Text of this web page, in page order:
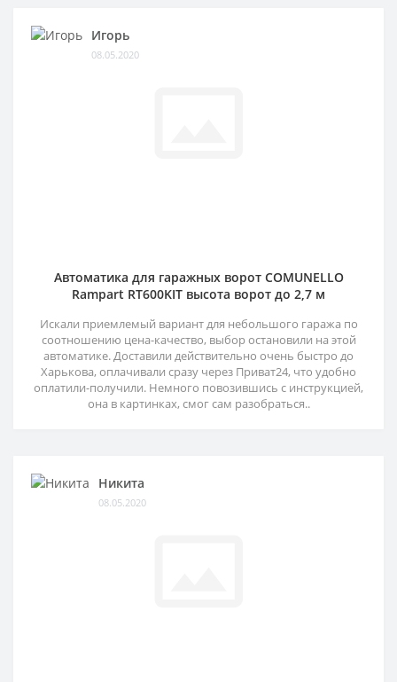
Игорь
08.05.2020
Автоматика для гаражных ворот COMUNELLO
Rampart RT600KIT высота ворот до 2,7 м
Искали приемлемый вариант для небольшого гаража по
соотношению цена-качество, выбор остановили на этой
автоматике. Доставили действительно очень быстро до
Харькова, оплачивали сразу через Приват24, что удобно
оплатили-получили. Немного повозившись с инструкцией,
она в картинках, смог сам разобраться..
Никита
08.05.2020